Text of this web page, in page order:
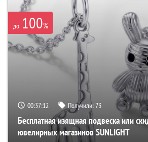
до 100%
00:37:11 Получили:73
Бесплатная изящная подвеска или
ювелирных магазинов SUNLIGHT